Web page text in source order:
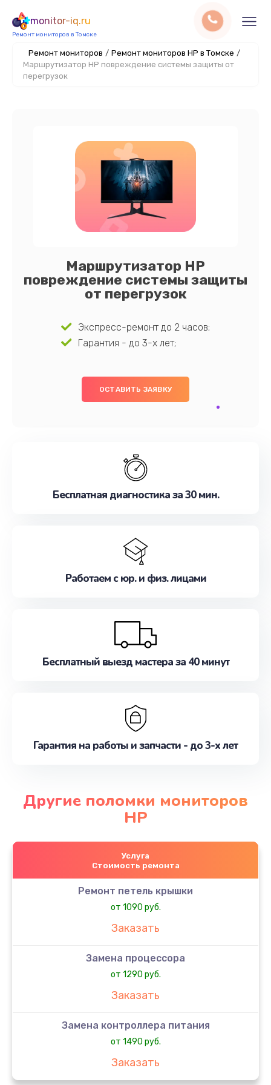
monitor-iq.ru
Ремонт мониторов в Томске
Ремонт мониторов / Ремонт мониторов HP в Томске /
Маршрутизатор HP повреждение системы защиты от
перегрузок
Маршрутизатор HP
повреждение системы защиты
от перегрузок
Экспресс-ремонт до 2 часов;
Гарантия - до 3-х лет;
ОСТАВИТЬ ЗАЯВКУ
Бесплатная диагностика за 30 мин.
Работаем с юр. и физ. лицами
Бесплатный выезд мастера за 40 минут
Гарантия на работы и запчасти - до 3-х лет
Другие поломки мониторов
HP
Услуга
Стоимость ремонта
Ремонт петель крышки
от 1090 руб.
Заказать
Замена процессора
от 1290 руб.
Заказать
Замена контроллера питания
от 1490 руб.
Заказать